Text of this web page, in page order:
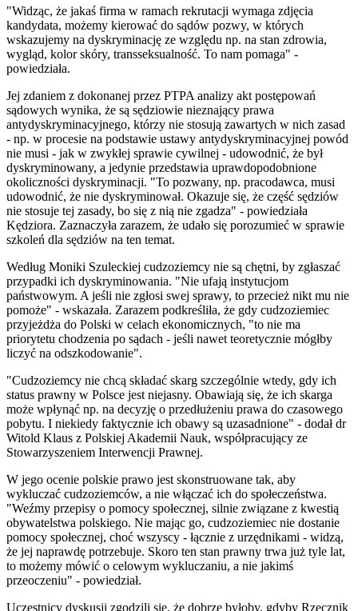
"Widząc, że jakaś firma w ramach rekrutacji wymaga zdjęcia
kandydata, możemy kierować do sądów pozwy, w których
wskazujemy na dyskryminację ze względu np. na stan zdrowia,
wygląd, kolor skóry, transseksualność. To nam pomaga" -
powiedziała.
Jej zdaniem z dokonanej przez PTPA analizy akt postępowań
sądowych wynika, że są sędziowie nieznający prawa
antydyskryminacyjnego, którzy nie stosują zawartych w nich zasad
- np. w procesie na podstawie ustawy antydyskryminacyjnej powód
nie musi - jak w zwykłej sprawie cywilnej - udowodnić, że był
dyskryminowany, a jedynie przedstawia uprawdopodobnione
okoliczności dyskryminacji. "To pozwany, np. pracodawca, musi
udowodnić, że nie dyskryminował. Okazuje się, że część sędziów
nie stosuje tej zasady, bo się z nią nie zgadza" - powiedziała
Kędziora. Zaznaczyła zarazem, że udało się porozumieć w sprawie
szkoleń dla sędziów na ten temat.
Według Moniki Szuleckiej cudzoziemcy nie są chętni, by zgłaszać
przypadki ich dyskryminowania. "Nie ufają instytucjom
państwowym. A jeśli nie zgłosi swej sprawy, to przecież nikt mu nie
pomoże" - wskazała. Zarazem podkreśliła, że gdy cudzoziemiec
przyjeżdża do Polski w celach ekonomicznych, "to nie ma
priorytetu chodzenia po sądach - jeśli nawet teoretycznie mógłby
liczyć na odszkodowanie".
"Cudzoziemcy nie chcą składać skarg szczególnie wtedy, gdy ich
status prawny w Polsce jest niejasny. Obawiają się, że ich skarga
może wpłynąć np. na decyzję o przedłużeniu prawa do czasowego
pobytu. I niekiedy faktycznie ich obawy są uzasadnione" - dodał dr
Witold Klaus z Polskiej Akademii Nauk, współpracujący ze
Stowarzyszeniem Interwencji Prawnej.
W jego ocenie polskie prawo jest skonstruowane tak, aby
wykluczać cudzoziemców, a nie włączać ich do społeczeństwa.
"Weźmy przepisy o pomocy społecznej, silnie związane z kwestią
obywatelstwa polskiego. Nie mając go, cudzoziemiec nie dostanie
pomocy społecznej, choć wszyscy - łącznie z urzędnikami - widzą,
że jej naprawdę potrzebuje. Skoro ten stan prawny trwa już tyle lat,
to możemy mówić o celowym wykluczaniu, a nie jakimś
przeoczeniu" - powiedział.
Uczestnicy dyskusji zgodzili się, że dobrze byłoby, gdyby Rzecznik